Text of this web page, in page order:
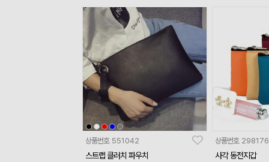
상품번호 551042
스트랩 클러치 파우치
상품번호 298176
사각 동전지갑